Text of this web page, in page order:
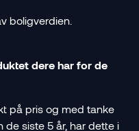
boligverdien.
dere har for de
på pris og med tanke
siste 5 år, har dette i